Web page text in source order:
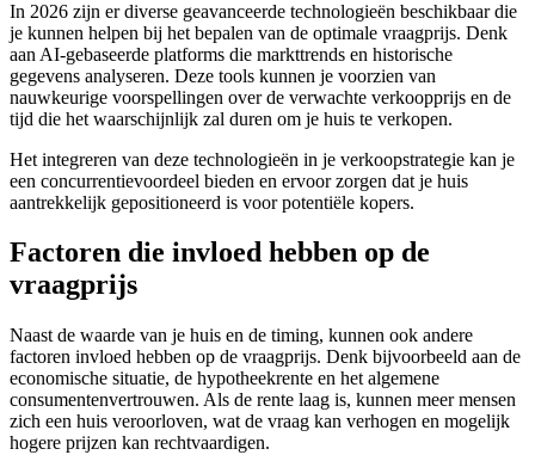
In 2026 zijn er diverse geavanceerde technologieën beschikbaar die
je kunnen helpen bij het bepalen van de optimale vraagprijs. Denk
aan AI-gebaseerde platforms die markttrends en historische
gegevens analyseren. Deze tools kunnen je voorzien van
nauwkeurige voorspellingen over de verwachte verkoopprijs en de
tijd die het waarschijnlijk zal duren om je huis te verkopen.
Het integreren van deze technologieën in je verkoopstrategie kan je
een concurrentievoordeel bieden en ervoor zorgen dat je huis
aantrekkelijk gepositioneerd is voor potentiële kopers.
Factoren die invloed hebben op de
vraagprijs
Naast de waarde van je huis en de timing, kunnen ook andere
factoren invloed hebben op de vraagprijs. Denk bijvoorbeeld aan de
economische situatie, de hypotheekrente en het algemene
consumentenvertrouwen. Als de rente laag is, kunnen meer mensen
zich een huis veroorloven, wat de vraag kan verhogen en mogelijk
hogere prijzen kan rechtvaardigen.